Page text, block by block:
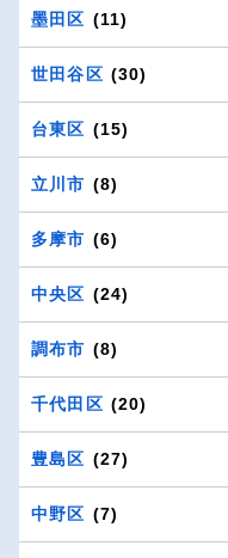
墨田区 (11)
世田谷区 (30)
台東区 (15)
立川市 (8)
多摩市 (6)
中央区 (24)
調布市 (8)
千代田区 (20)
豊島区 (27)
中野区 (7)